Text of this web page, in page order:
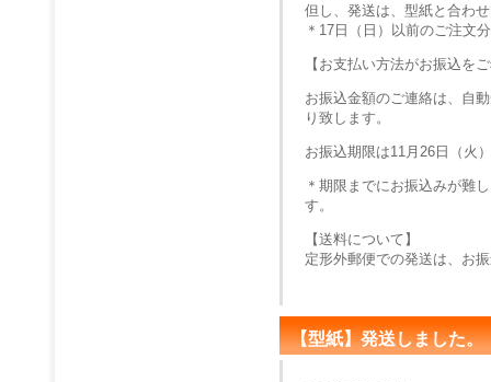
但し、発送は、型紙と合わ
＊17日（日）以前のご注文
【お支払い方法がお振込を
お振込金額のご連絡は、自
り致します。
お振込期限は11月26日（火
＊期限までにお振込みが難
す。
【送料について】
定形外郵便での発送は、お
【型紙】発送しました。